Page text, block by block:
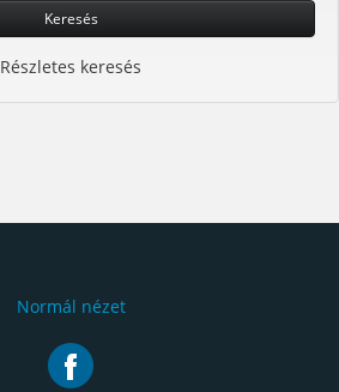
Keresés
Részletes keresés
Normál nézet